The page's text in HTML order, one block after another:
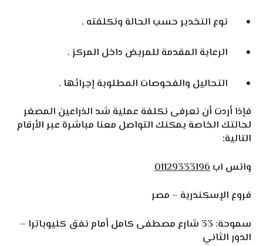
نوع التخدير حسب الحالة وتكلفته .
الرعاية المقدمة للمريض داخل المركز .
التحاليل والفحوصات المطلوبة إجرائها .
فإذا أردت أن تعرفى تكلفة عملية شد الذراعين المصغر
لحالتك الخاصة يمكنك التواصل معنا مباشرة عبر الأرقام
التالية:
واتس اب01129333196
فروع الإسكندرية – مصر
سموحة: 33 شارع مصطفى كامل أمام نفق كليوباترا –
الدور الثاني